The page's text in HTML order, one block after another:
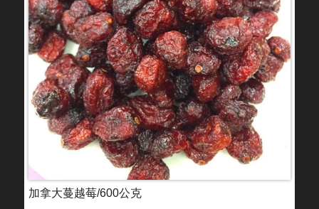
加拿大蔓越莓/600公克